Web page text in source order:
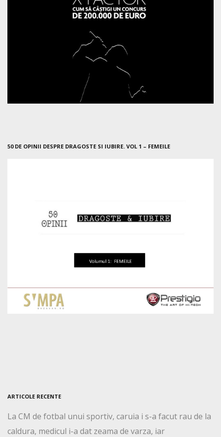
50 DE OPINII DESPRE DRAGOSTE SI IUBIRE. VOL 1 – FEMEILE
ARTICOLE RECENTE
La CM de fotbal unui sportiv, caruia i s-a facut rau de la
caldura, medicul i-a dat zeama de varza, iar